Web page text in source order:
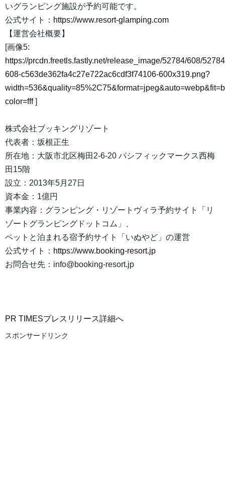
いグランピング施設が予約可能です。
公式サイト： https://www.resort-glamping.com
【運営会社概要】
[画像5:
https://prcdn.freetls.fastly.net/release_image/52784/608/
608-c563de362fa4c27e722ac6cdf3f74106-600x319.png?
color=fff]
株式会社ブッキングリゾート
代表者：坂根正生
所在地：大阪市北区梅田2-6-20 パシフィックマークス西梅
田15階
設立：2013年5月27日
資本金：1億円
事業内容：グランピング・リゾートヴィラ予約サイト「リ
ゾートグランピングドットコム」、
ペットと泊まれる宿予約サイト「いぬやど」の運営
公式サイト： https://www.booking-resort.jp
お問合せ先：info@booking-resort.jp
PR TIMESプレスリリース詳細へ
スポンサードリンク